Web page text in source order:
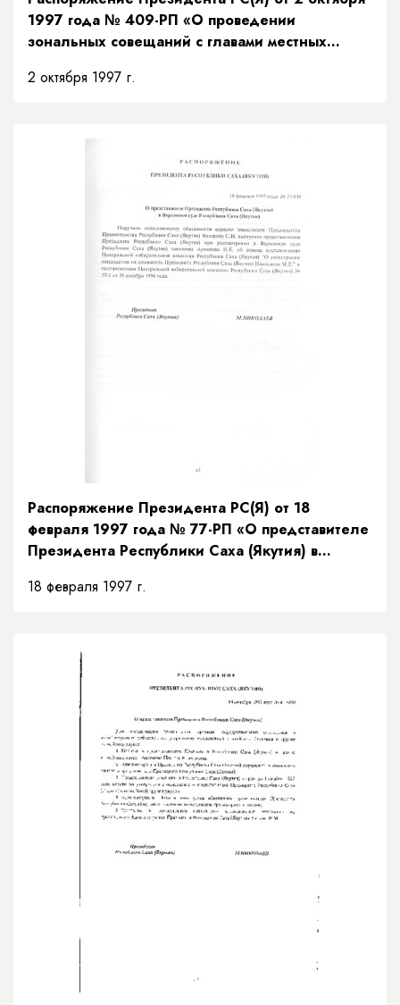
1997 года № 409-РП «О проведении
зональных совещаний с главами местных
2 октября 1997 г.
Распоряжение Президента РС(Я) от 18
февраля 1997 года № 77-РП «О представителе
Президента Республики Саха (Якутия) в
18 февраля 1997 г.